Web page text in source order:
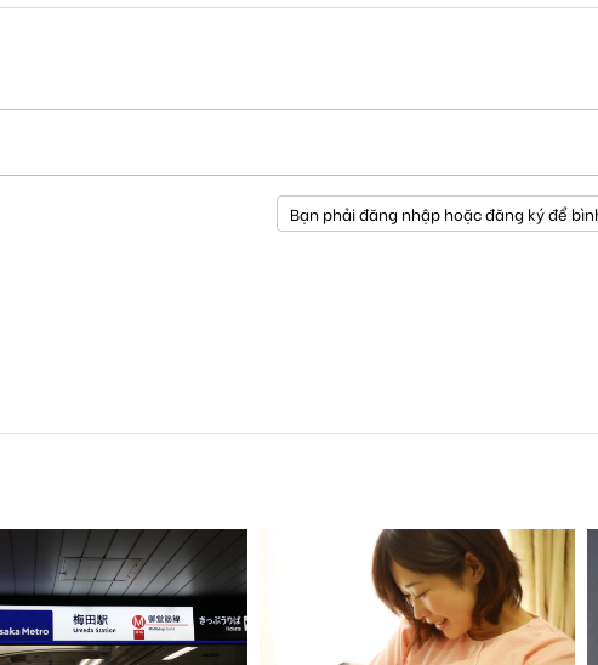
Bạn phải đăng nhập hoặc đăng ký để